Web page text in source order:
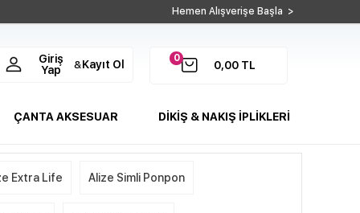
Hemen Alışverişe Başla >
0
0,00 TL
Giriş
Yap
& Kayıt Ol
ÇANTA AKSESUAR DİKİŞ & NAKIŞ İPLİKLERİ
Extra Life Alize Simli Ponpon